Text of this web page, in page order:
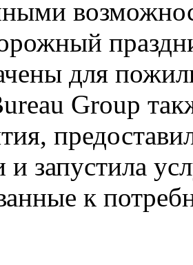
для
Group
запустила
к